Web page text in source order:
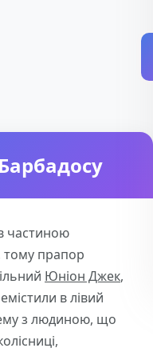
частиною
тому прапор
Юніон Джек,
в лівий
з людиною, що